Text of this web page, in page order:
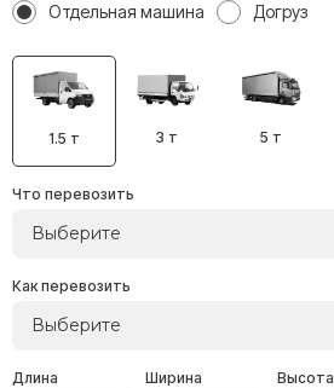
Отдельная машина Догруз
1.5 т 3 т 5 т
Что перевозить
Выберите
Как перевозить
Выберите
Длина Ширина Высота